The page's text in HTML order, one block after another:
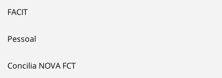
FACIT
Pessoal
Concilia NOVA FCT